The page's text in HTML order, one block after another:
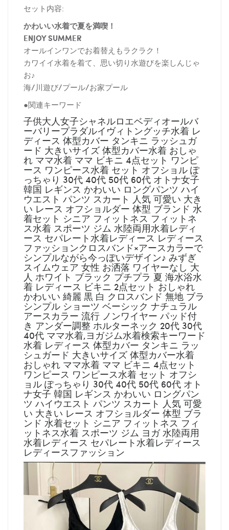
セット内容:
かわいい水着で夏を満喫！
ENJOY SUMMER
オールインワンでお着替えもラクラク！
カワイイ水着を着て、思い切り水遊びを楽しんじゃ
お♪
海/川遊び/プール/お家プール
●関連キーワード
子供大人女子シャネルロエベディオールバ
ーバリープラダルイヴィトングッチ水着 レ
ディース 体型カバー タンキニ ラッシュガ
ード 大きいサイズ 体型カバー水着 おしゃ
れ ママ水着 ママ ビキニ 4点セット ワンピ
ース ワンピース水着 セット オフショル ぽ
っちゃり 30代 40代 50代 60代 オトナ女子
韓国 レギンス かわいい ロングパンツ ハイ
ウエスト パンツ スカート 人気 可愛い 大き
い レース オフショルダー 体型 ブランド 水
着セット シニア フィットネス フィットネ
ス水着 スポーツ ジム 水陸両用水着レディ
ース セパレート水着レディース レディース
ファッションクロスバンド×アースカラーで
シンプルながら今っぽいデザイン♪ みずぎ
スイムウェア 女性 お洒落 ワイヤーなし 大
人 ホワイト ブラック プチプラ 夏 海水浴水
着 レディース ビキニ 2点セット おしゃれ
かわいい 綺麗 黒 白 クロスバンド 無地 ブラ
シンプル ショーツ ベーシック ナチュラル
アースカラー 流行 ノンワイヤー パッド付
き アンダー調整 ホルターネック 20代 30代
40代 ママ水着,ヨガジム水着検索キーワード
水着 レディース 体型カバー タンキニ ラッ
シュガード 大きいサイズ 体型カバー水着
おしゃれ ママ水着 ママ ビキニ 4点セット
ワンピース ワンピース水着 セット オフシ
ョル ぽっちゃり 30代 40代 50代 60代 オト
ナ女子 韓国 レギンス かわいい ロングパン
ツ ハイウエスト パンツ スカート 人気 可愛
い 大きい レース オフショルダー 体型 ブラ
ンド 水着セット シニア フィットネス フィ
ットネス水着 スポーツ ジム ヨガ 水陸両用
水着レディース セパレート水着レディース
レディースファッション